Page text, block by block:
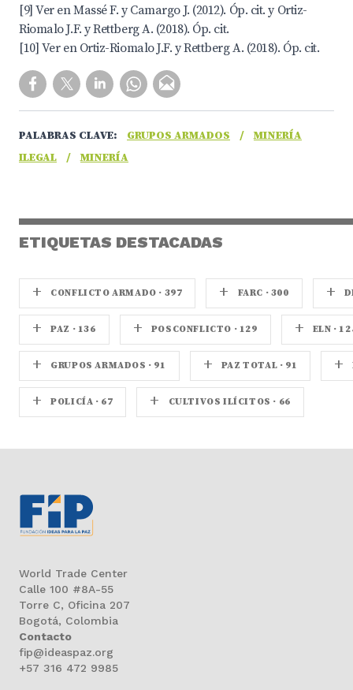
[9] Ver en Massé F. y Camargo J. (2012). Óp. cit. y Ortiz-
Riomalo J.F. y Rettberg A. (2018). Óp. cit.
[10] Ver en Ortiz-Riomalo J.F. y Rettberg A. (2018). Óp. cit.
PALABRAS CLAVE: GRUPOS ARMADOS /
MINERÍA
ILEGAL
/ MINERÍA
ETIQUETAS DESTACADAS
+ CONFLICTO ARMADO · 397 + FARC · 300 +
+ PAZ · 136 + POSCONFLICTO · 129 + ELN ·
+ GRUPOS ARMADOS · 91 + PAZ TOTAL · 91 +
+ POLICÍA · 67 + CULTIVOS ILÍCITOS · 66
World Trade Center
Calle 100 #8A-55
Torre C, Oficina 207
Bogotá, Colombia
Contacto
fip@ideaspaz.org
+57 316 472 9985